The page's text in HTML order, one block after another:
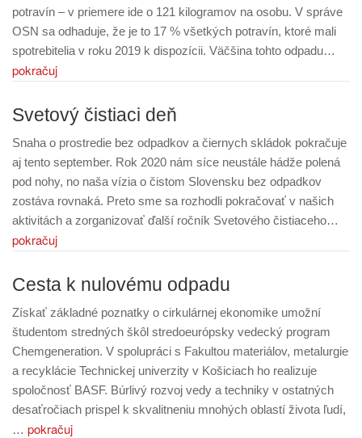
potravín – v priemere ide o 121 kilogramov na osobu. V správe
OSN sa odhaduje, že je to 17 % všetkých potravín, ktoré mali
spotrebitelia v roku 2019 k dispozícii. Väčšina tohto odpadu…
pokračuj
Svetový čistiaci deň
Snaha o prostredie bez odpadkov a čiernych skládok pokračuje
aj tento september. Rok 2020 nám síce neustále hádže polená
pod nohy, no naša vízia o čistom Slovensku bez odpadkov
zostáva rovnaká. Preto sme sa rozhodli pokračovať v našich
aktivitách a zorganizovať ďalší ročník Svetového čistiaceho…
pokračuj
Cesta k nulovému odpadu
Získať základné poznatky o cirkulárnej ekonomike umožní
študentom stredných škôl stredoeurópsky vedecký program
Chemgeneration. V spolupráci s Fakultou materiálov, metalurgie
a recyklácie Technickej univerzity v Košiciach ho realizuje
spoločnosť BASF. Búrlivý rozvoj vedy a techniky v ostatných
desaťročiach prispel k skvalitneniu mnohých oblastí života ľudí,
… pokračuj